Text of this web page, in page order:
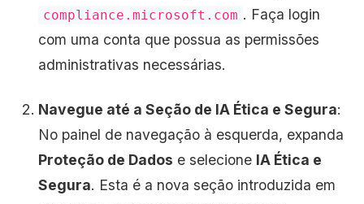
compliance.microsoft.com . Faça login
com uma conta que possua as permissões
administrativas necessárias.
Navegue até a Seção de IA Ética e Segura:
No painel de navegação à esquerda, expanda
Proteção de Dados e selecione IA Ética e
Segura. Esta é a nova seção introduzida em